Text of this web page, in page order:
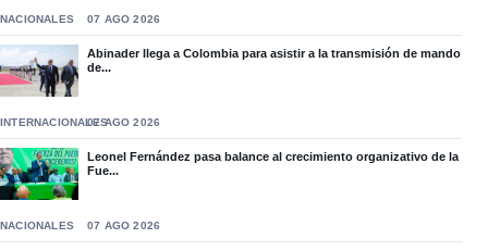
NACIONALES 07 AGO 2026
Abinader llega a Colombia para asistir a la transmisión de mando
de...
INTERNACIONALES07 AGO 2026
Leonel Fernández pasa balance al crecimiento organizativo de la
Fue...
NACIONALES 07 AGO 2026